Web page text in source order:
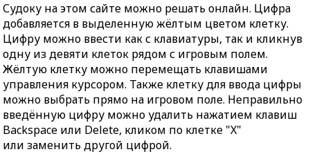
Судоку на этом сайте можно решать онлайн. Цифра
добавляется в выделенную жёлтым цветом клетку.
Цифру можно ввести как с клавиатуры, так и кликнув
одну из девяти клеток рядом с игровым полем.
Жёлтую клетку можно перемещать клавишами
управления курсором. Также клетку для ввода цифры
можно выбрать прямо на игровом поле. Неправильно
введённую цифру можно удалить нажатием клавиш
Backspace или Delete, кликом по клетке "X"
или заменить другой цифрой.